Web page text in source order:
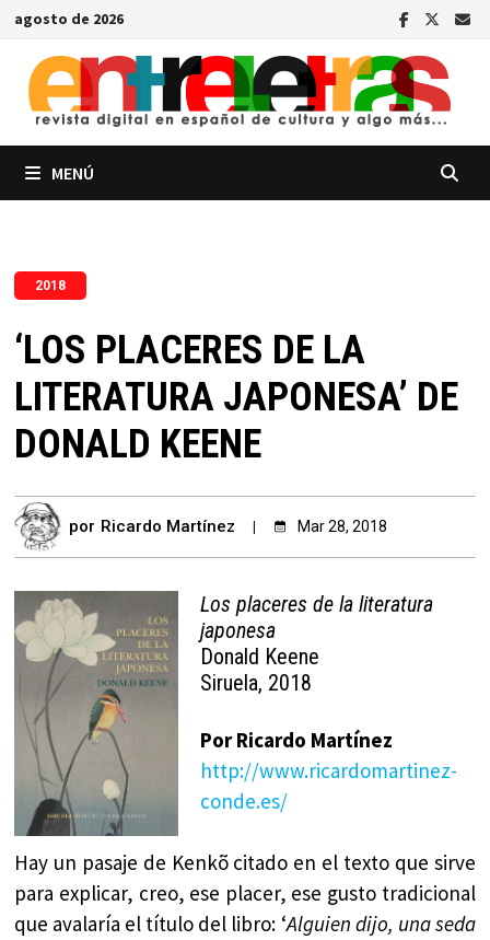
Saltar
contenido
agosto de 2026
MENÚ
2018
‘LOS PLACERES DE LA
LITERATURA JAPONESA’ DE
DONALD KEENE
por Ricardo Martínez Mar 28, 2018
Los placeres de la literatura
japonesa
Donald Keene
Siruela, 2018
Por Ricardo Martínez
http://www.ricardomartinez-
conde.es/
Hay un pasaje de Kenkõ citado en el texto que sirve
para explicar, creo, ese placer, ese gusto tradicional
que avalaría el título del libro: ‘Alguien dijo, una seda